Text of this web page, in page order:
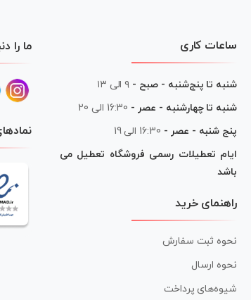
ساعات کاری
شنبه تا پنج‌شنبه - صبح - ۹ الی ۱۳
شنبه تا چهارشنبه - عصر - 16:30 الی 20
پنج شنبه - عصر - 16:30 الی 19
ایام تعطیلات رسمی فروشگاه تعطیل می
باشد
راهنمای خرید
نحوه ثبت سفارش
نحوه ارسال
شیوه‌های پرداخت
ما را